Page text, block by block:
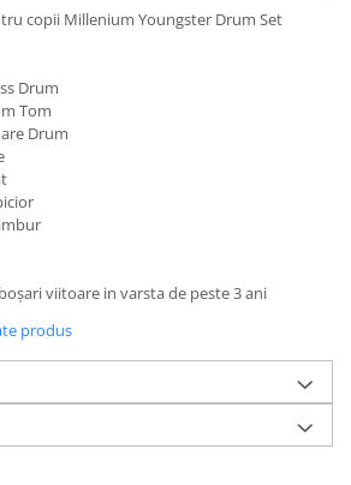
urechi
copii Millenium Youngster Drum Set
Drum
Tom
Drum
viitoare in varsta de peste 3 ani
produs